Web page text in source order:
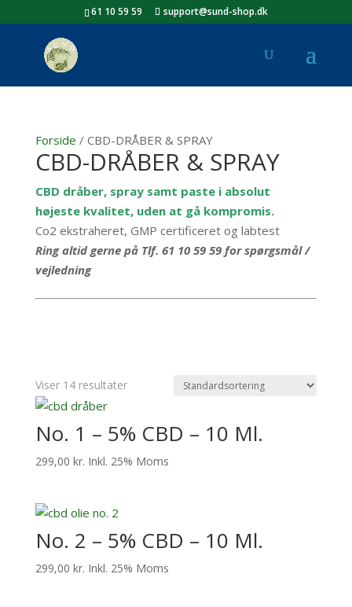
61 10 59 59 support@sund-shop.dk
Forside / CBD-DRÅBER & SPRAY
CBD-DRÅBER & SPRAY
CBD dråber, spray samt paste i absolut
højeste kvalitet, uden at gå kompromis.
Co2 ekstraheret, GMP certificeret og labtest
Ring altid gerne på Tlf. 61 10 59 59 for spørgsmål /
vejledning
Viser 14 resultater
No. 1 – 5% CBD – 10 Ml.
299,00 kr. Inkl. 25% Moms
No. 2 – 5% CBD – 10 Ml.
299,00 kr. Inkl. 25% Moms